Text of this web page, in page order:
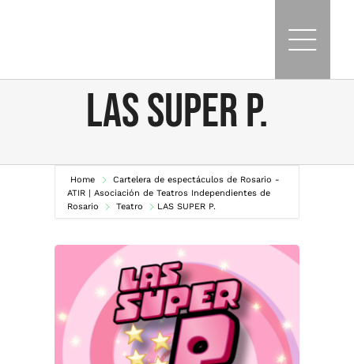
LAS SUPER P.
Home
Cartelera de espectáculos de Rosario -
ATIR | Asociación de Teatros Independientes de
Rosario
Teatro LAS SUPER P.